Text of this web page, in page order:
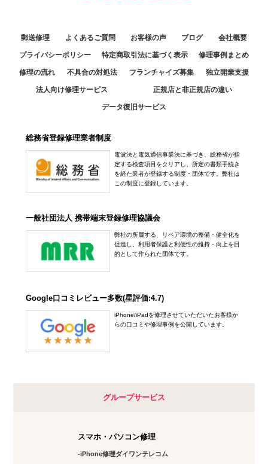
郵送修理 よくあるご質問 お客様の声 ブログ 会社概要
プライバシーポリシー 特定商取引法に基づく表示 修理事例まとめ
修理の流れ 不具合の対処法 フランチャイズ募集 独立開業支援
法人向け修理サービス 正規店と非正規店の違い
データ復旧サービス
総務省登録修理業者制度
電波法と電気通信事業法に基づき、総務省が指
定する検査項目をクリアし、所定の書類手続き
を経た業者が登録する制度・団体です。弊社は
この制度に登録しています。
一般社団法人 携帯端末登録修理協議会
弊社の所属する、リペア環境の整備・健全化を
促進し、利用者保護と利便性の維持・向上を目
的として作られた団体です。
Google口コミレビュー多数(星評価:4.7)
iPhone/iPadを修理させていただいたお客様か
らの口コミや修理事例を公開しています。
グループサービス
スマホ・パソコン修理
iPhone修理ダイワンテレコム